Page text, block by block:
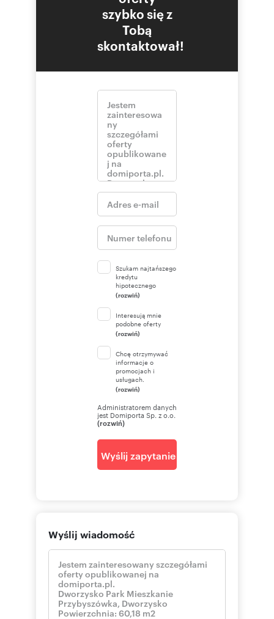
szybko się z
Tobą
skontaktował!
Szukam najtańszego
kredytu
hipotecznego
(rozwiń)
Interesują mnie
podobne oferty
(rozwiń)
Chcę otrzymywać
informacje o
promocjach i
usługach.
(rozwiń)
Administratorem danych
jest Domiporta Sp. z o.o.
(rozwiń)
Wyślij zapytanie
Wyślij wiadomość